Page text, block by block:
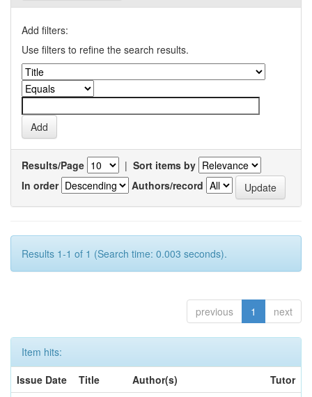
Add filters:
Use filters to refine the search results.
Results/Page | Sort items by
In order
Authors/record
Results 1-1 of 1 (Search time: 0.003 seconds).
previous 1 next
Item hits:
Issue Date
Title Author(s)
Tutor